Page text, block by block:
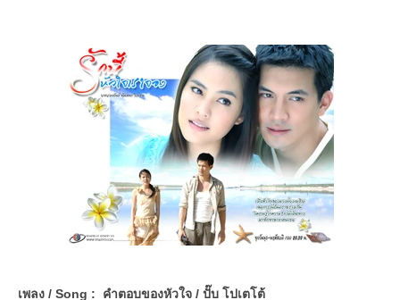
เพลง / Song : คำตอบของหัวใจ / ปั๊บ โปเตโต้